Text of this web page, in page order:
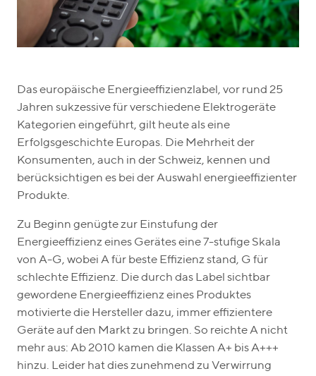
Das europäische Energieeffizienzlabel, vor rund 25
Jahren sukzessive für verschiedene Elektrogeräte
Kategorien eingeführt, gilt heute als eine
Erfolgsgeschichte Europas. Die Mehrheit der
Konsumenten, auch in der Schweiz, kennen und
berücksichtigen es bei der Auswahl energieeffizienter
Produkte.
Zu Beginn genügte zur Einstufung der
Energieeffizienz eines Gerätes eine 7-stufige Skala
von A-G, wobei A für beste Effizienz stand, G für
schlechte Effizienz. Die durch das Label sichtbar
gewordene Energieeffizienz eines Produktes
motivierte die Hersteller dazu, immer effizientere
Geräte auf den Markt zu bringen. So reichte A nicht
mehr aus: Ab 2010 kamen die Klassen A+ bis A+++
hinzu. Leider hat dies zunehmend zu Verwirrung